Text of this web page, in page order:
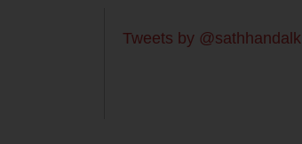
Tweets by @sathhandalk